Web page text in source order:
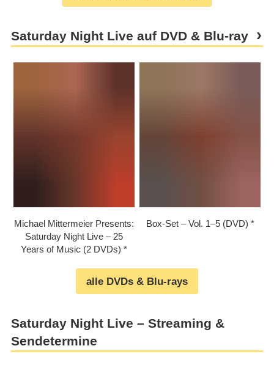
Saturday Night Live auf DVD & Blu-ray
Michael Mittermeier Presents:
Saturday Night Live – 25
Years of Music (2 DVDs)
Box-Set – Vol. 1⁠–⁠5 (DVD)
alle DVDs & Blu-rays
Saturday Night Live – Streaming &
Sendetermine